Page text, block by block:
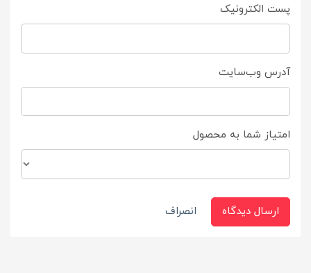
پست الکترونیک
آدرس وب‌سایت
امتیاز شما به محصول
ارسال دیدگاه انصراف